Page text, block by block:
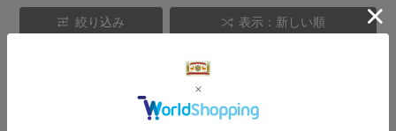
絞り込み 表示：新しい順